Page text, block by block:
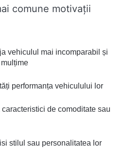
comune motivații
vehiculul mai incomparabil și
performanța vehiculului lor
caracteristici de comoditate sau
stilul sau personalitatea lor